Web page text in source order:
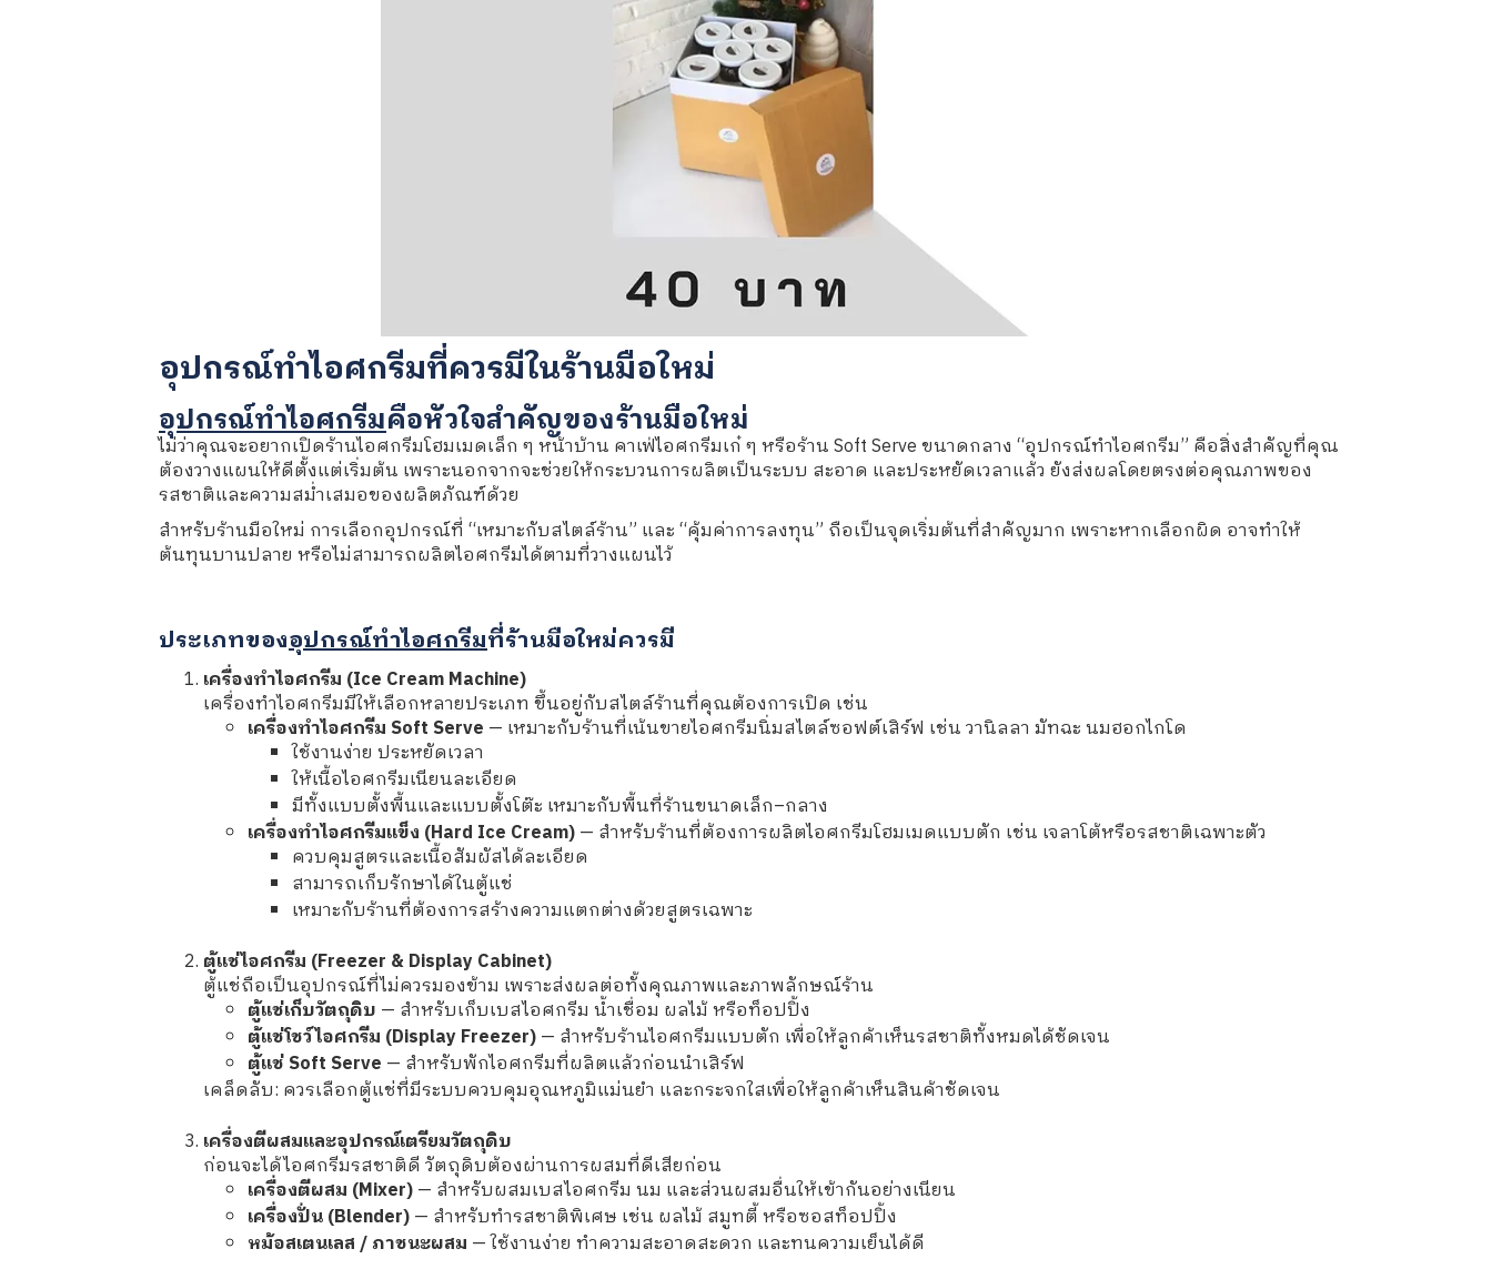
อุปกรณ์ทำไอศกรีมที่ควรมีในร้านมือใหม่
อุปกรณ์ทำไอศกรีมคือหัวใจสำคัญของร้านมือใหม่
ไม่ว่าคุณจะอยากเปิดร้านไอศกรีมโฮมเมดเล็ก ๆ หน้าบ้าน คาเฟ่ไอศกรีมเก๋ ๆ หรือร้าน Soft Serve ขนาดกลาง “อุปกรณ์ทำไอศกรีม” คือสิ่งสำคัญที่คุณ
ต้องวางแผนให้ดีตั้งแต่เริ่มต้น เพราะนอกจากจะช่วยให้กระบวนการผลิตเป็นระบบ สะอาด และประหยัดเวลาแล้ว ยังส่งผลโดยตรงต่อคุณภาพของ
รสชาติและความสม่ำเสมอของผลิตภัณฑ์ด้วย
สำหรับร้านมือใหม่ การเลือกอุปกรณ์ที่ “เหมาะกับสไตล์ร้าน” และ “คุ้มค่าการลงทุน” ถือเป็นจุดเริ่มต้นที่สำคัญมาก เพราะหากเลือกผิด อาจทำให้
ต้นทุนบานปลาย หรือไม่สามารถผลิตไอศกรีมได้ตามที่วางแผนไว้
ประเภทของอุปกรณ์ทำไอศกรีมที่ร้านมือใหม่ควรมี
เครื่องทำไอศกรีม (Ice Cream Machine)
เครื่องทำไอศกรีมมีให้เลือกหลายประเภท ขึ้นอยู่กับสไตล์ร้านที่คุณต้องการเปิด เช่น
เครื่องทำไอศกรีม Soft Serve — เหมาะกับร้านที่เน้นขายไอศกรีมนิ่มสไตล์ซอฟต์เสิร์ฟ เช่น วานิลลา มัทฉะ นมฮอกไกโด
ใช้งานง่าย ประหยัดเวลา
ให้เนื้อไอศกรีมเนียนละเอียด
มีทั้งแบบตั้งพื้นและแบบตั้งโต๊ะ เหมาะกับพื้นที่ร้านขนาดเล็ก–กลาง
เครื่องทำไอศกรีมแข็ง (Hard Ice Cream)— สำหรับร้านที่ต้องการผลิตไอศกรีมโฮมเมดแบบตัก เช่น เจลาโต้หรือรสชาติเฉพาะตัว
ควบคุมสูตรและเนื้อสัมผัสได้ละเอียด
สามารถเก็บรักษาได้ในตู้แช่
เหมาะกับร้านที่ต้องการสร้างความแตกต่างด้วยสูตรเฉพาะ
ตู้แช่ไอศกรีม (Freezer & Display Cabinet)
ตู้แช่ถือเป็นอุปกรณ์ที่ไม่ควรมองข้าม เพราะส่งผลต่อทั้งคุณภาพและภาพลักษณ์ร้าน
ตู้แช่เก็บวัตถุดิบ — สำหรับเก็บเบสไอศกรีม น้ำเชื่อม ผลไม้ หรือท็อปปิ้ง
ตู้แช่โชว์ไอศกรีม (Display Freezer)— สำหรับร้านไอศกรีมแบบตัก เพื่อให้ลูกค้าเห็นรสชาติทั้งหมดได้ชัดเจน
ตู้แช่ Soft Serve — สำหรับพักไอศกรีมที่ผลิตแล้วก่อนนำเสิร์ฟ
เคล็ดลับ: ควรเลือกตู้แช่ที่มีระบบควบคุมอุณหภูมิแม่นยำ และกระจกใสเพื่อให้ลูกค้าเห็นสินค้าชัดเจน
เครื่องตีผสมและอุปกรณ์เตรียมวัตถุดิบ
ก่อนจะได้ไอศกรีมรสชาติดี วัตถุดิบต้องผ่านการผสมที่ดีเสียก่อน
เครื่องตีผสม (Mixer)— สำหรับผสมเบสไอศกรีม นม และส่วนผสมอื่นให้เข้ากันอย่างเนียน
เครื่องปั่น (Blender)— สำหรับทำรสชาติพิเศษ เช่น ผลไม้ สมูทตี้ หรือซอสท็อปปิ้ง
หม้อสเตนเลส / ภาชนะผสม — ใช้งานง่าย ทำความสะอาดสะดวก และทนความเย็นได้ดี